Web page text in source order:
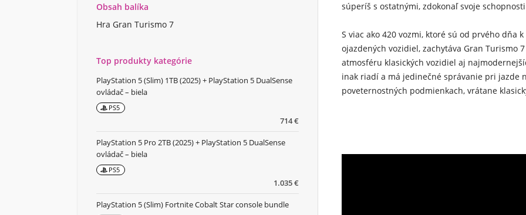
súperíš s ostatnými, zdokonaľ svoje
S viac ako 420 vozmi, ktoré sú od prvého dňa
ojazdených vozidiel, zachytáva Gran Turismo
atmosféru klasických vozidiel aj
inak riadí a má jedinečné správanie pri jazde
poveternostných podmienkach, vrátane
Obsah balíka
Hra Gran Turismo 7
Top produkty kategórie
714 €
PlayStation 5 (Slim) 1TB (2025) + PlayStation 5 DualSense
ovládač – biela
PS5
1.035 €
PlayStation 5 Pro 2TB (2025) + PlayStation 5 DualSense
ovládač – biela
PS5
PlayStation 5 (Slim) Fortnite Cobalt Star console bundle